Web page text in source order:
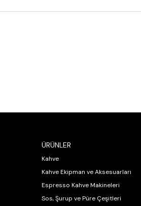
ÜRÜNLER
Kahve
Kahve Ekipman ve Aksesuarları
Espresso Kahve Makineleri
Sos, Şurup ve Püre Çeşitleri